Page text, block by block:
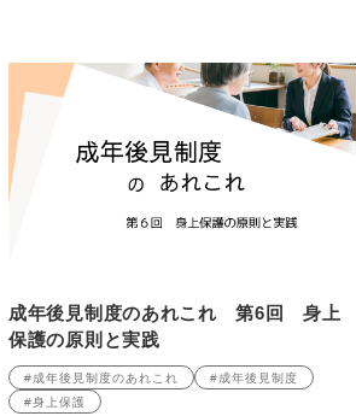
成年後見制度のあれこれ 第6回 身上
保護の原則と実践
#成年後見制度のあれこれ
#成年後見制度
#身上保護